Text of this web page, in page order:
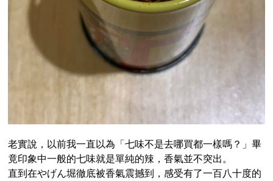
老實說，以前我一直以為「七味不是去哪買都一樣嗎？」畢
竟印象中一般的七味就是單純的辣，香氣並不突出。
直到在やげん堀徹底被香氣震撼到，感受有了一百八十度的